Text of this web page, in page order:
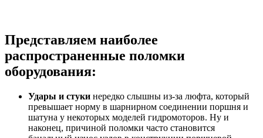
Представляем наиболее
распространенные поломки
оборудования:
Удары и стуки нередко слышны из-за люфта, который
превышает норму в шарнирном соединении поршня и
шатуна у некоторых моделей гидромоторов. Ну и
наконец, причиной поломки часто становится